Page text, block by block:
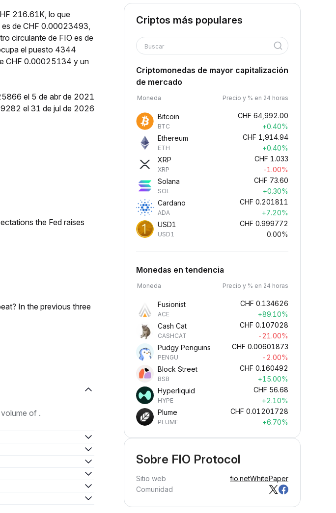
216.61K, lo que
es de CHF 0.00023493,
circulante de FIO es de
el puesto 4344
CHF 0.00025134 y un
el 5 de abr de 2021
el 31 de jul de 2026
the Fed raises
In the previous three
of .
Criptos más populares
Buscar
Criptomonedas de mayor capitalización
de mercado
Moneda Precio y % en 24 horas
Bitcoin
BTC
CHF 64,992.00
+0.40%
Ethereum
ETH
CHF 1,914.94
+0.40%
XRP
XRP
CHF 1.033
-1.00%
Solana
SOL
CHF 73.60
+0.30%
Cardano
ADA
CHF 0.201811
+7.20%
USD1
USD1
CHF 0.999772
0.00%
Monedas en tendencia
Moneda Precio y % en 24 horas
Fusionist
ACE
CHF 0.134626
+89.10%
Cash Cat
CASHCAT
CHF 0.107028
-21.00%
Pudgy Penguins
PENGU
CHF 0.00601873
-2.00%
Block Street
BSB
CHF 0.160492
+15.00%
Hyperliquid
HYPE
CHF 56.68
+2.10%
Plume
PLUME
CHF 0.01201728
+6.70%
Sobre FIO Protocol
Sitio web fio.netWhitePaper
Comunidad